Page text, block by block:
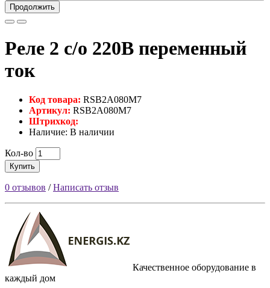
Продолжить
Реле 2 c/о 220В переменный
ток
Код товара: RSB2A080M7
Артикул: RSB2A080M7
Штрихкод:
Наличие: В наличии
Кол-во
Купить
0 отзывов /Написать отзыв
Качественное оборудование в
каждый дом